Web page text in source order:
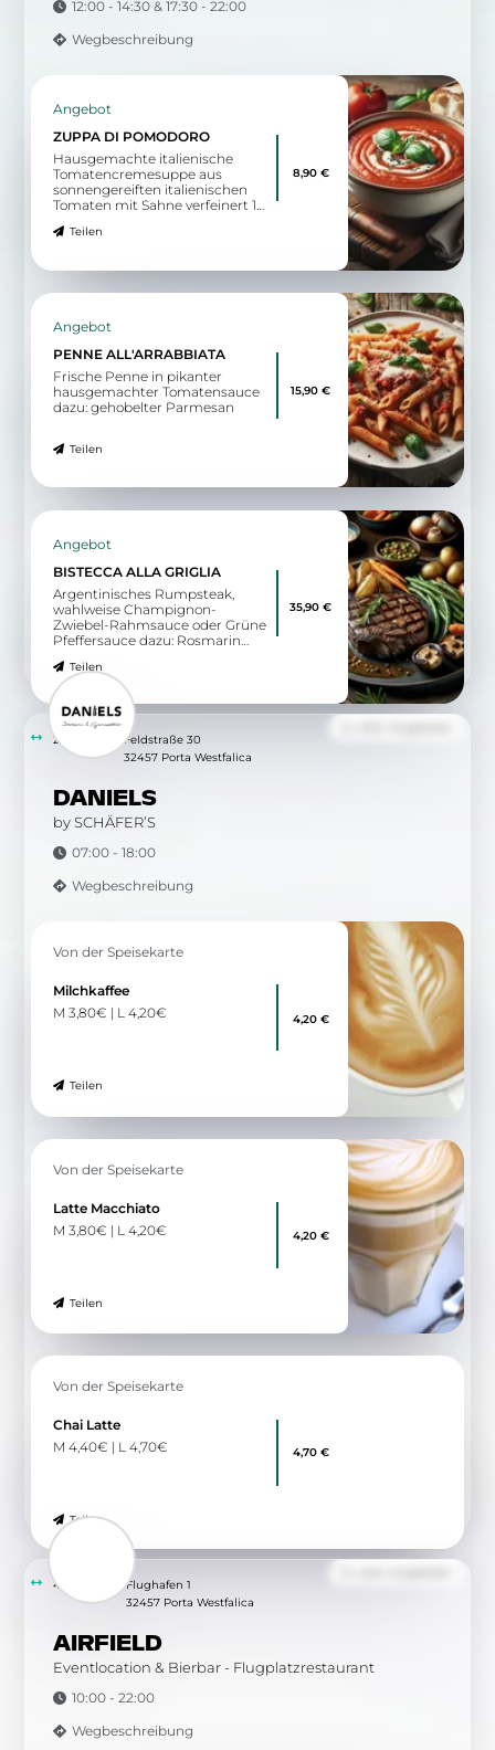
12:00 - 14:30 & 17:30 - 22:00
Wegbeschreibung
Angebot
ZUPPA DI POMODORO
Hausgemachte italienische
Tomatencremesuppe aus
sonnengereiften italienischen
Tomaten mit Sahne verfeinert 1
Teilen
8,90 €
Angebot
PENNE ALL'ARRABBIATA
Frische Penne in pikanter
hausgemachter Tomatensauce
dazu: gehobelter Parmesan
Teilen
15,90 €
Angebot
BISTECCA ALLA GRIGLIA
Argentinisches Rumpsteak,
wahlweise Champignon-
Zwiebel-Rahmsauce oder Grüne
Pfeffersauce dazu: Rosmarin
Saisongemüse
Teilen
35,90 €
DANIELS
by SCHÄFER’S
07:00 - 18:00
Wegbeschreibung
2.90 km
Feldstraße 30
32457 Porta Westfalica
Von der Speisekarte
Milchkaffee
M 3,80€ | L 4,20€
Teilen
4,20 €
Von der Speisekarte
Latte Macchiato
M 3,80€ | L 4,20€
Teilen
4,20 €
Von der Speisekarte
Chai Latte
M 4,40€ | L 4,70€
Teilen
4,70 €
AIRFIELD
Eventlocation & Bierbar - Flugplatzrestaurant
10:00 - 22:00
Wegbeschreibung
4.04 km
Flughafen 1
32457 Porta Westfalica